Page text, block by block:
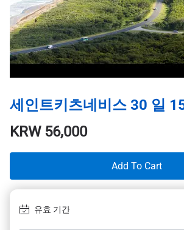
세인트키츠네비스 30 일
KRW56,000
Add To Cart
유효 기간